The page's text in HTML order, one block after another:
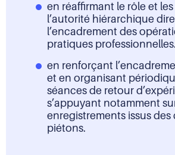
en réaffirmant le rôle et
l’autorité hiérarchique
l’encadrement des
pratiques professionnelles.
en renforçant
et en organisant
séances de retour
s’appuyant notamment
enregistrements issus des
piétons.